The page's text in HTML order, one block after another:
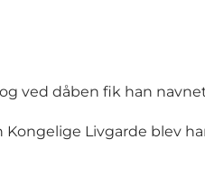
ved dåben fik han
Kongelige Livgarde